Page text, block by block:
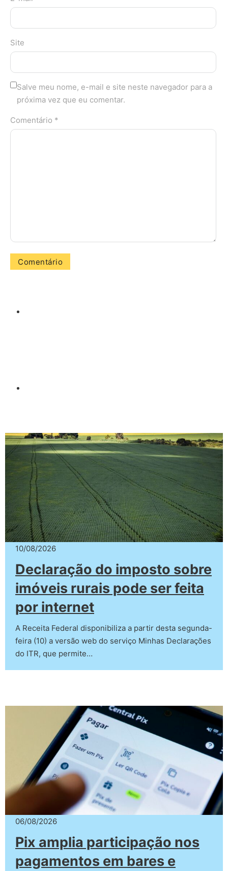
Site
Salve meu nome, e-mail e site neste navegador para a
próxima vez que eu comentar.
Comentário *
10/08/2026
Declaração do imposto sobre
imóveis rurais pode ser feita
por internet
A Receita Federal disponibiliza a partir desta segunda-
feira (10) a versão web do serviço Minhas Declarações
do ITR, que permite…
06/08/2026
Pix amplia participação nos
pagamentos em bares e